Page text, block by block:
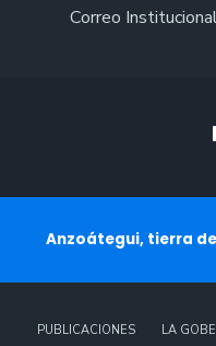
Correo
Anzoátegui, tierra
PUBLICACIONES LA